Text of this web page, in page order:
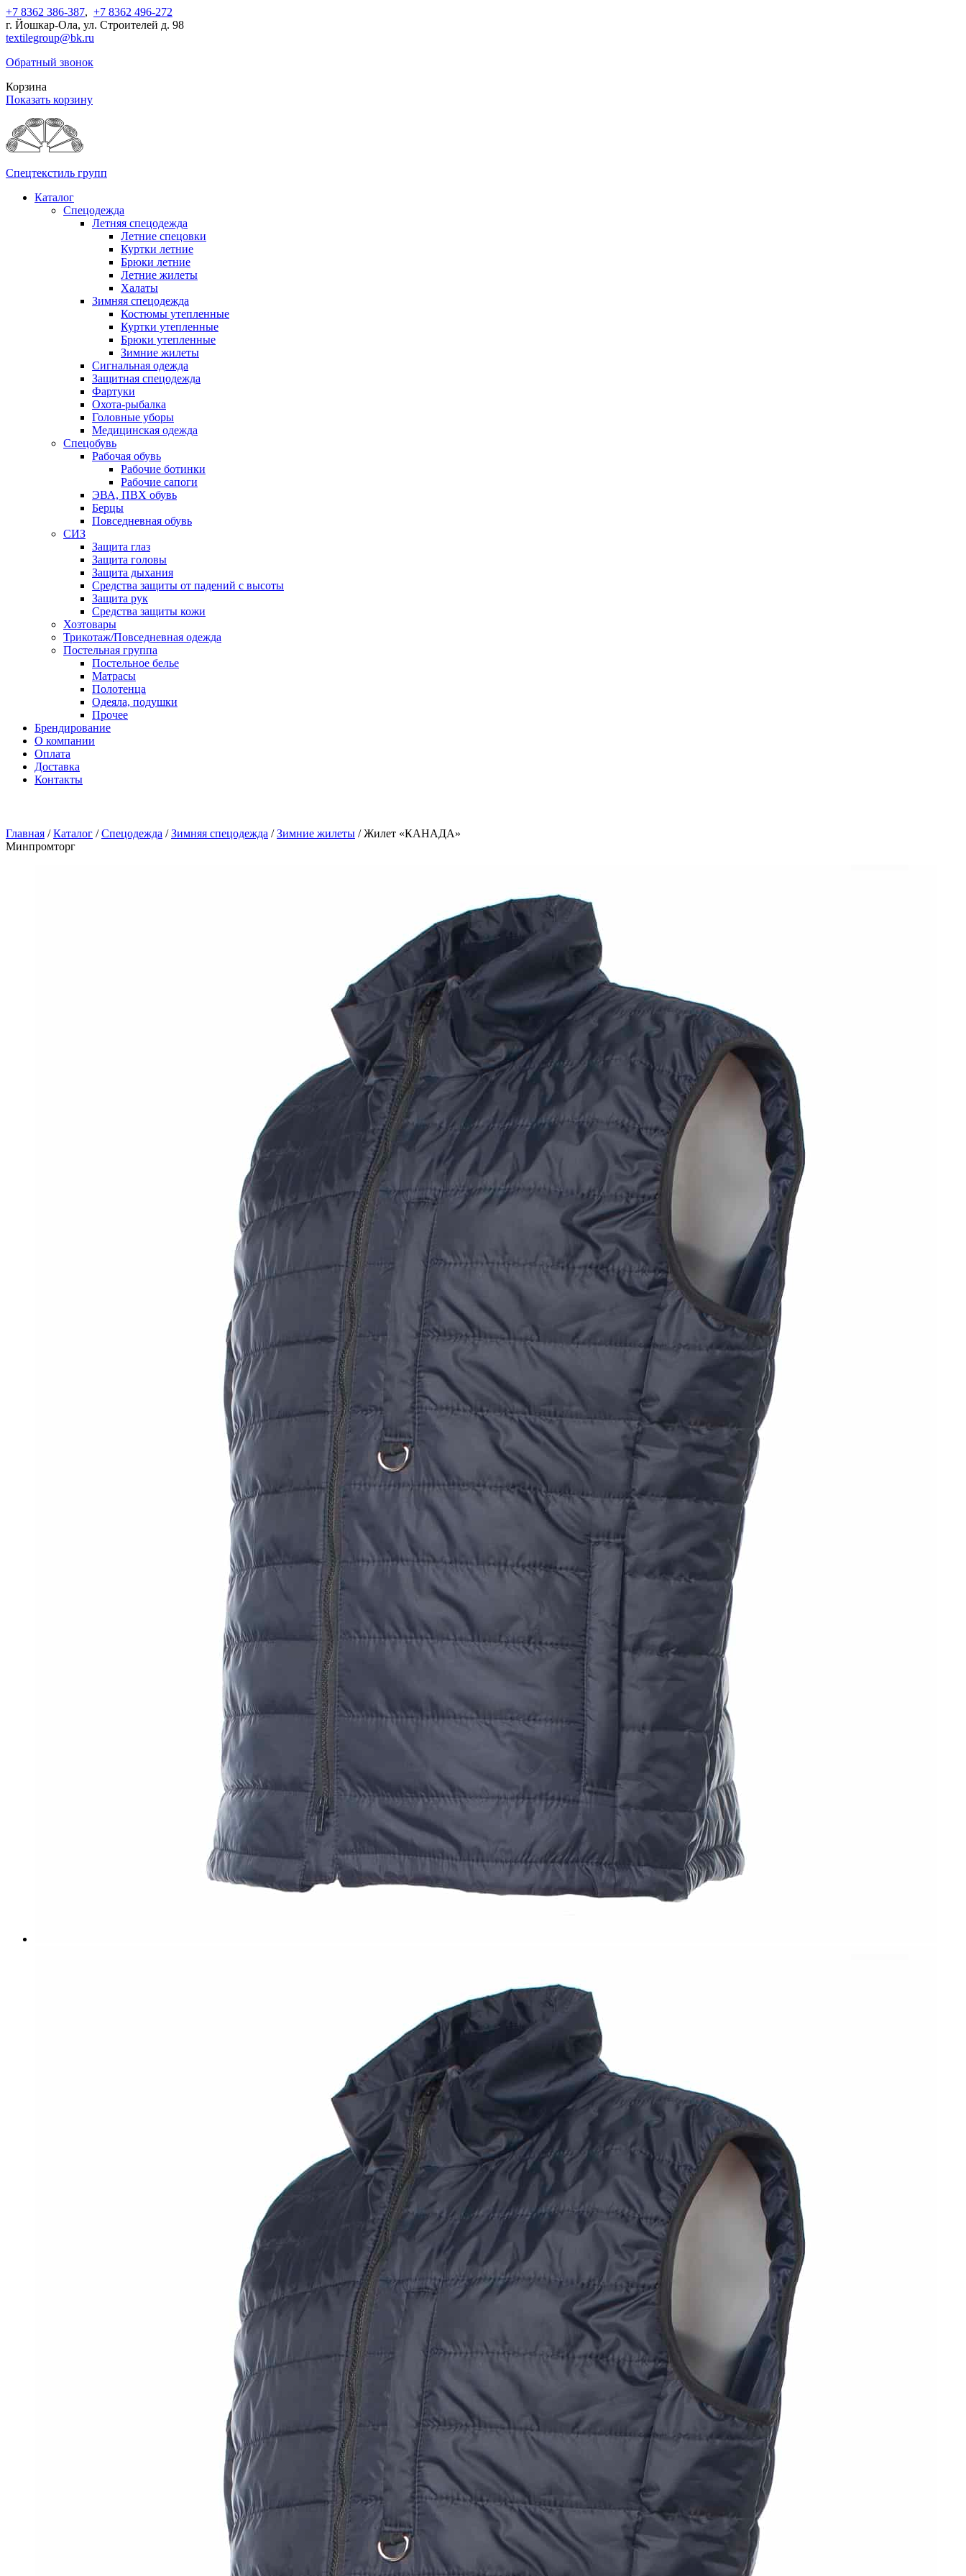
+7 8362 386-387, +7 8362 496-272
г. Йошкар-Ола, ул. Строителей д. 98
textilegroup@bk.ru
Обратный звонок
Корзина
Показать корзину
Спецтекстиль групп
Каталог
Спецодежда
Летняя спецодежда
Летние спецовки
Куртки летние
Брюки летние
Летние жилеты
Халаты
Зимняя спецодежда
Костюмы утепленные
Куртки утепленные
Брюки утепленные
Зимние жилеты
Сигнальная одежда
Защитная спецодежда
Фартуки
Охота-рыбалка
Головные уборы
Медицинская одежда
Спецобувь
Рабочая обувь
Рабочие ботинки
Рабочие сапоги
ЭВА, ПВХ обувь
Берцы
Повседневная обувь
СИЗ
Защита глаз
Защита головы
Защита дыхания
Средства защиты от падений с высоты
Защита рук
Средства защиты кожи
Хозтовары
Трикотаж/Повседневная одежда
Постельная группа
Постельное белье
Матрасы
Полотенца
Одеяла, подушки
Прочее
Брендирование
О компании
Оплата
Доставка
Контакты
Главная / Каталог / Спецодежда / Зимняя спецодежда / Зимние жилеты / Жилет «КАНАДА»
Минпромторг